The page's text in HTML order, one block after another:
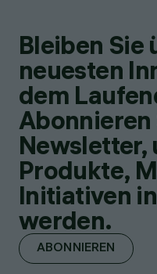
Bleiben Sie
neuesten
dem
Abonnieren
Newsletter,
Produkte,
Initiativen
werden.
ABONNIEREN